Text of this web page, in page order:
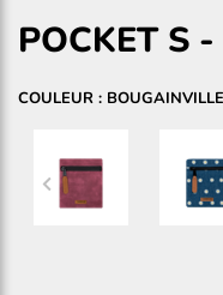
POCKET S -
COULEUR : BOUGAINVILLE